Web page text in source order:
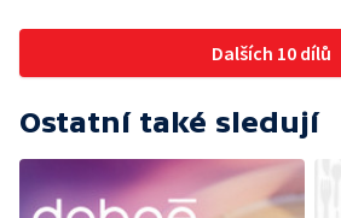
Zooterapie -
Tinková — Pražské
Marko Ivanović
Dalších 10 dílů
Ostatní také sledují